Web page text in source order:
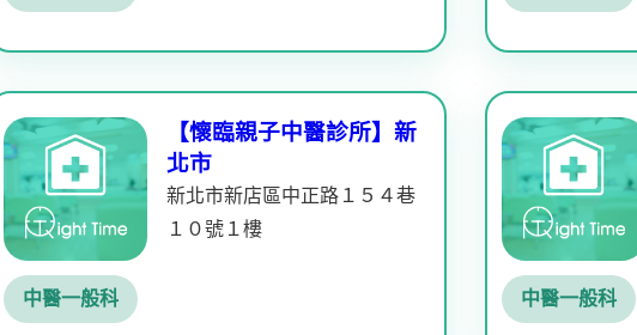
【懷臨親子中醫診所】新
北市
新北市新店區中正路１５４巷
１０號１樓
中醫一般科 中醫一般科